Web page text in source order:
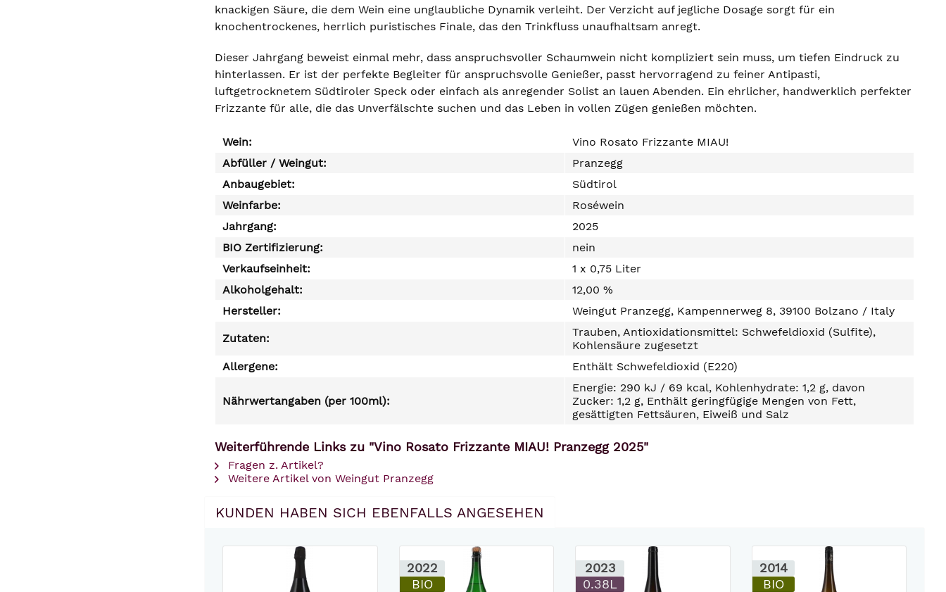
knackigen Säure, die dem Wein eine unglaubliche Dynamik verleiht. Der Verzicht auf jegliche Dosage sorgt für ein
knochentrockenes, herrlich puristisches Finale, das den Trinkfluss unaufhaltsam anregt.
Dieser Jahrgang beweist einmal mehr, dass anspruchsvoller Schaumwein nicht kompliziert sein muss, um tiefen Eindruck zu
hinterlassen. Er ist der perfekte Begleiter für anspruchsvolle Genießer, passt hervorragend zu feiner Antipasti,
luftgetrocknetem Südtiroler Speck oder einfach als anregender Solist an lauen Abenden. Ein ehrlicher, handwerklich perfekter
Frizzante für alle, die das Unverfälschte suchen und das Leben in vollen Zügen genießen möchten.
Wein:
Vino Rosato Frizzante MIAU!
Abfüller / Weingut:
Pranzegg
Anbaugebiet:
Südtirol
Weinfarbe:
Roséwein
Jahrgang:
2025
BIO Zertifizierung:
nein
Verkaufseinheit:
1 x 0,75 Liter
Alkoholgehalt:
12,00 %
Hersteller:
Weingut Pranzegg, Kampennerweg 8, 39100 Bolzano / Italy
Zutaten:
Trauben, Antioxidationsmittel: Schwefeldioxid (Sulfite),
Kohlensäure zugesetzt
Allergene:
Enthält Schwefeldioxid (E220)
Nährwertangaben (per 100ml):
Energie: 290 kJ / 69 kcal, Kohlenhydrate: 1,2 g, davon
Zucker: 1,2 g, Enthält geringfügige Mengen von Fett,
gesättigten Fettsäuren, Eiweiß und Salz
Weiterführende Links zu "Vino Rosato Frizzante MIAU! Pranzegg 2025"
Fragen z. Artikel?
Weitere Artikel von Weingut Pranzegg
KUNDEN HABEN SICH EBENFALLS ANGESEHEN
2022
BIO
2023
0.38L
2014
BIO